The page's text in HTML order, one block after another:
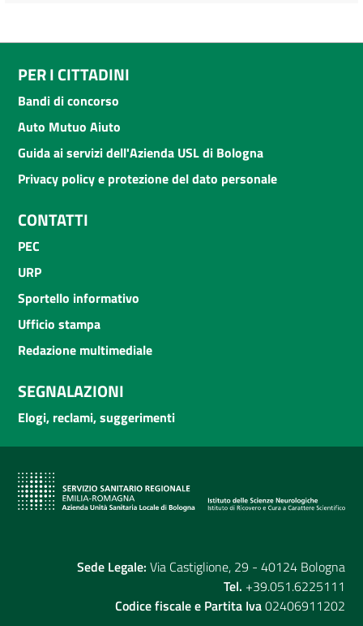
PER I CITTADINI
Bandi di concorso
Auto Mutuo Aiuto
Guida ai servizi dell'Azienda USL di Bologna
Privacy policy e protezione del dato personale
CONTATTI
PEC
URP
Sportello informativo
Ufficio stampa
Redazione multimediale
SEGNALAZIONI
Elogi, reclami, suggerimenti
Sede Legale: Via Castiglione, 29 - 40124 Bologna
Tel. +39.051.6225111
Codice fiscale e Partita Iva02406911202